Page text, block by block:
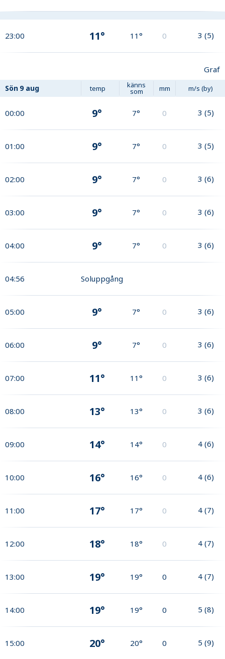
23:00 11° 11° 0 3 (5)
Graf
Sön 9 aug temp känns
som mm m/s (by)
00:00 9° 7° 0 3 (5)
01:00 9° 7° 0 3 (5)
02:00 9° 7° 0 3 (6)
03:00 9° 7° 0 3 (6)
04:00 9° 7° 0 3 (6)
04:56 Soluppgång
05:00 9° 7° 0 3 (6)
06:00 9° 7° 0 3 (6)
07:00 11° 11° 0 3 (6)
08:00 13° 13° 0 3 (6)
09:00 14° 14° 0 4 (6)
10:00 16° 16° 0 4 (6)
11:00 17° 17° 0 4 (7)
12:00 18° 18° 0 4 (7)
13:00 19° 19° 0 4 (7)
14:00 19° 19° 0 5 (8)
15:00 20° 20° 0 5 (9)